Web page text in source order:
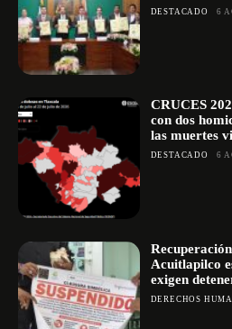
DESTACADO 6
CRUCES
con dos
las muertes
DESTACADO 6
Acuitlapilco
exigen
DERECHOS